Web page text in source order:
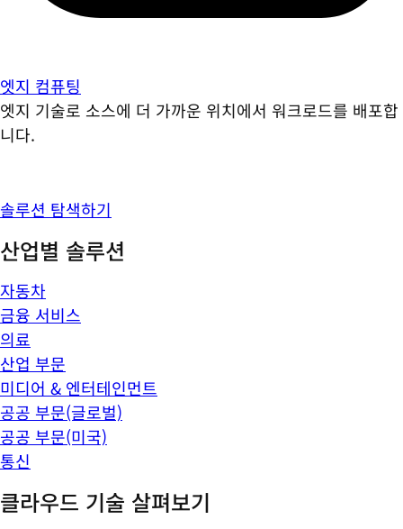
엣지 컴퓨팅
엣지 기술로 소스에 더 가까운 위치에서 워크로드를 배포합
니다.
솔루션 탐색하기
산업별 솔루션
자동차
금융 서비스
의료
산업 부문
미디어 & 엔터테인먼트
공공 부문(글로벌)
공공 부문(미국)
통신
클라우드 기술 살펴보기